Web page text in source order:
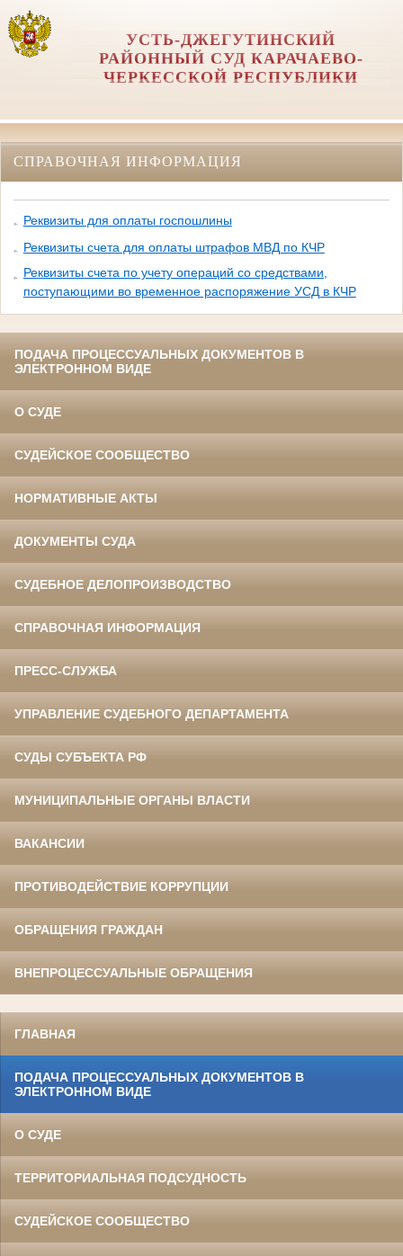
УСТЬ-ДЖЕГУТИНСКИЙ
РАЙОННЫЙ СУД КАРАЧАЕВО-
ЧЕРКЕССКОЙ РЕСПУБЛИКИ
СПРАВОЧНАЯ ИНФОРМАЦИЯ
Реквизиты для оплаты госпошлины
Реквизиты счета для оплаты штрафов МВД по КЧР
Реквизиты счета по учету операций со средствами,
поступающими во временное распоряжение УСД в КЧР
ПОДАЧА ПРОЦЕССУАЛЬНЫХ ДОКУМЕНТОВ В
ЭЛЕКТРОННОМ ВИДЕ
О СУДЕ
СУДЕЙСКОЕ СООБЩЕСТВО
НОРМАТИВНЫЕ АКТЫ
ДОКУМЕНТЫ СУДА
СУДЕБНОЕ ДЕЛОПРОИЗВОДСТВО
СПРАВОЧНАЯ ИНФОРМАЦИЯ
ПРЕСС-СЛУЖБА
УПРАВЛЕНИЕ СУДЕБНОГО ДЕПАРТАМЕНТА
СУДЫ СУБЪЕКТА РФ
МУНИЦИПАЛЬНЫЕ ОРГАНЫ ВЛАСТИ
ВАКАНСИИ
ПРОТИВОДЕЙСТВИЕ КОРРУПЦИИ
ОБРАЩЕНИЯ ГРАЖДАН
ВНЕПРОЦЕССУАЛЬНЫЕ ОБРАЩЕНИЯ
ГЛАВНАЯ
ПОДАЧА ПРОЦЕССУАЛЬНЫХ ДОКУМЕНТОВ В
ЭЛЕКТРОННОМ ВИДЕ
О СУДЕ
ТЕРРИТОРИАЛЬНАЯ ПОДСУДНОСТЬ
СУДЕЙСКОЕ СООБЩЕСТВО